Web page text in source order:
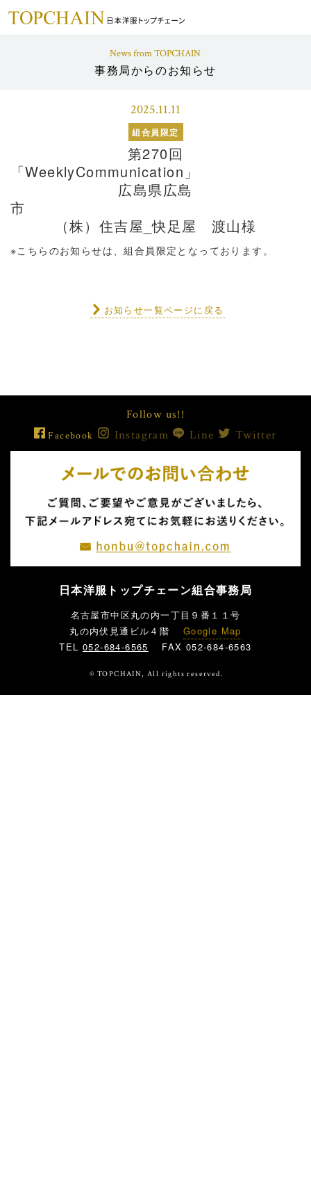
News from TOPCHAIN
事務局からのお知らせ
2025.11.11
組合員限定
第270回
「
広島県広島
（株）住吉屋_快足屋 渡山様
※こちらのお知らせは、組合員限定となっております。
お知らせ一覧ページに戻る
Follow us!!
Facebook Instagram Line Twitter
日本洋服トップチェーン組合事務局
名古屋市中区丸の内一丁目９番１１号
丸の内伏見通ビル４階
Google Map
TEL 052-684-6565 FAX 052-684-6563
© TOPCHAIN, All rights reserved.